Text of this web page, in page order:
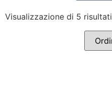
Visualizzazione di 5 risultati